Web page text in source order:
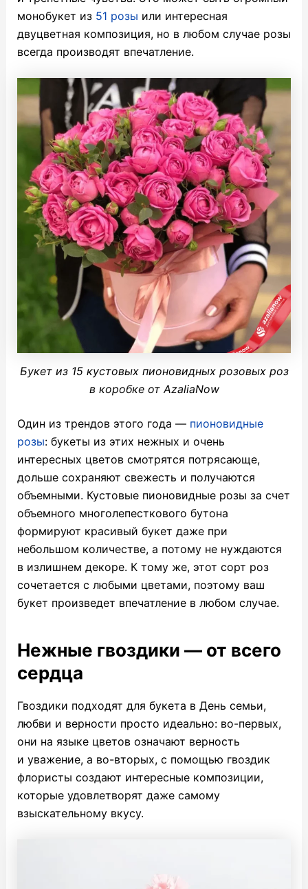
монобукет из 51 розы или интересная
двуцветная композиция, но в любом случае розы
всегда производят впечатление.
Букет из 15 кустовых пионовидных розовых роз
в коробке от AzaliaNow
Один из трендов этого года — пионовидные
розы: букеты из этих нежных и очень
интересных цветов смотрятся потрясающе,
дольше сохраняют свежесть и получаются
объемными. Кустовые пионовидные розы за счет
объемного многолепесткового бутона
формируют красивый букет даже при
небольшом количестве, а потому не нуждаются
в излишнем декоре. К тому же, этот сорт роз
сочетается с любыми цветами, поэтому ваш
букет произведет впечатление в любом случае.
Нежные гвоздики — от всего
сердца
Гвоздики подходят для букета в День семьи,
любви и верности просто идеально: во-первых,
они на языке цветов означают верность
и уважение, а во-вторых, с помощью гвоздик
флористы создают интересные композиции,
которые удовлетворят даже самому
взыскательному вкусу.